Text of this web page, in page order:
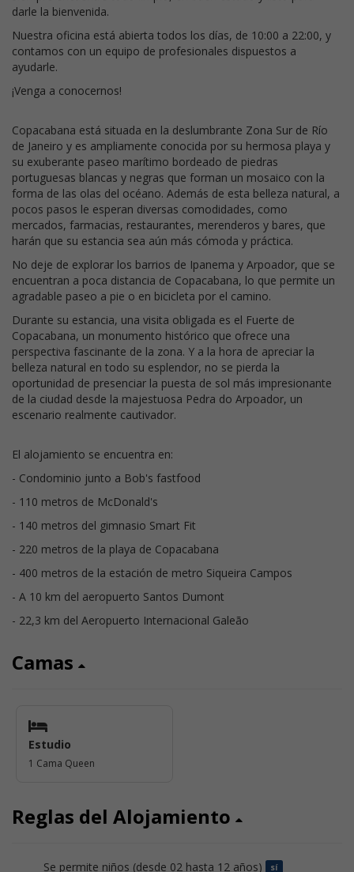
darle la bienvenida.
Nuestra oficina está abierta todos los días, de 10:00 a 22:00, y
contamos con un equipo de profesionales dispuestos a
ayudarle.
¡Venga a conocernos!
Copacabana está situada en la deslumbrante Zona Sur de Río
de Janeiro y es ampliamente conocida por su hermosa playa y
su exuberante paseo marítimo bordeado de piedras
portuguesas blancas y negras que forman un mosaico con la
forma de las olas del océano. Además de esta belleza natural, a
pocos pasos le esperan diversas comodidades, como
mercados, farmacias, restaurantes, merenderos y bares, que
harán que su estancia sea aún más cómoda y práctica.
No deje de explorar los barrios de Ipanema y Arpoador, que se
encuentran a poca distancia de Copacabana, lo que permite un
agradable paseo a pie o en bicicleta por el camino.
Durante su estancia, una visita obligada es el Fuerte de
Copacabana, un monumento histórico que ofrece una
perspectiva fascinante de la zona. Y a la hora de apreciar la
belleza natural en todo su esplendor, no se pierda la
oportunidad de presenciar la puesta de sol más impresionante
de la ciudad desde la majestuosa Pedra do Arpoador, un
escenario realmente cautivador.
El alojamiento se encuentra en:
- Condominio junto a Bob's fastfood
- 110 metros de McDonald's
- 140 metros del gimnasio Smart Fit
- 220 metros de la playa de Copacabana
- 400 metros de la estación de metro Siqueira Campos
- A 10 km del aeropuerto Santos Dumont
- 22,3 km del Aeropuerto Internacional Galeão
Camas
Estudio
1 Cama Queen
Reglas del Alojamiento
Se permite niños (desde 02 hasta 12 años) sí